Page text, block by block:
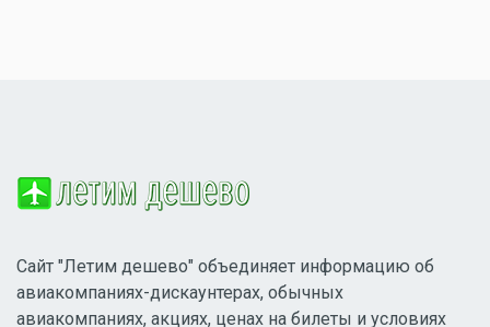
Сайт "Летим дешево" объединяет информацию об
авиакомпаниях-дискаунтерах, обычных
авиакомпаниях, акциях, ценах на билеты и условиях